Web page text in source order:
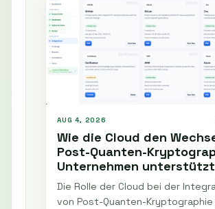
AUG 4, 2026
Wie die Cloud den
Post-Quanten-
Unternehmen unterstützt
Die Rolle der Cloud bei der
von Post-Quanten-Kryptographie